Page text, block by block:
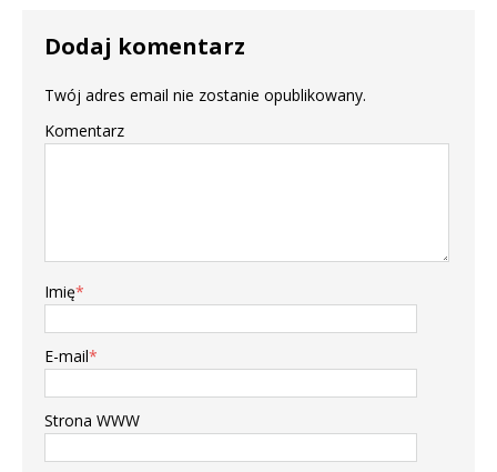
Dodaj komentarz
Twój adres email nie zostanie opublikowany.
Komentarz
Imię*
E-mail*
Strona WWW